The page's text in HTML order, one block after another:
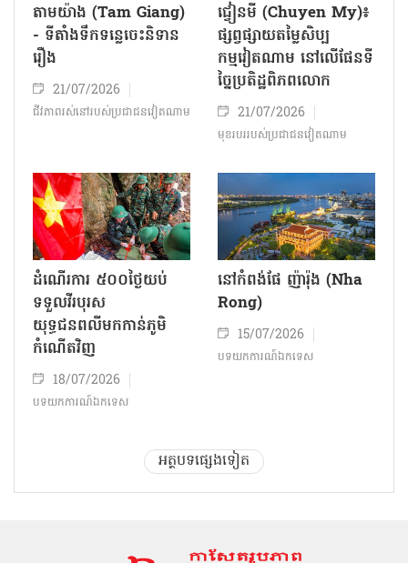
តាមយ៉ាង (Tam Giang)
- ទីតាំងទឹកទន្លេចេះនិទាន
រឿង
21/07/2026
ជីវភាពរស់នៅរបស់ប្រជាជន​វៀតណាម
ជ្វៀនមី (Chuyen My)៖
ផ្សព្វផ្សាយតម្លៃសិប្ប
កម្មវៀតណាម នៅលើផែនទី
ច្នៃប្រតិដ្ឋពិភពលោក
21/07/2026
មុខរបររបស់ប្រជាជនវៀតណាម
ដំណើរការ ៥០០ថ្ងៃយប់
ទទួលវីរបុរស
យុទ្ធជនពលីមកកាន់ភូមិ
កំណើតវិញ
18/07/2026
បទយកការណ៍ឯកទេស
នៅកំពង់ផែ ញ៉ារ៉ុង (Nha
Rong)
15/07/2026
បទយកការណ៍ឯកទេស
អត្ថបទផ្សេងទៀត